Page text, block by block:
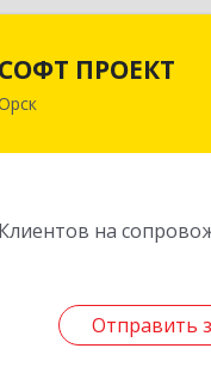
СОФТ ПРОЕКТ
Клиентов на
Отправить
Отправить